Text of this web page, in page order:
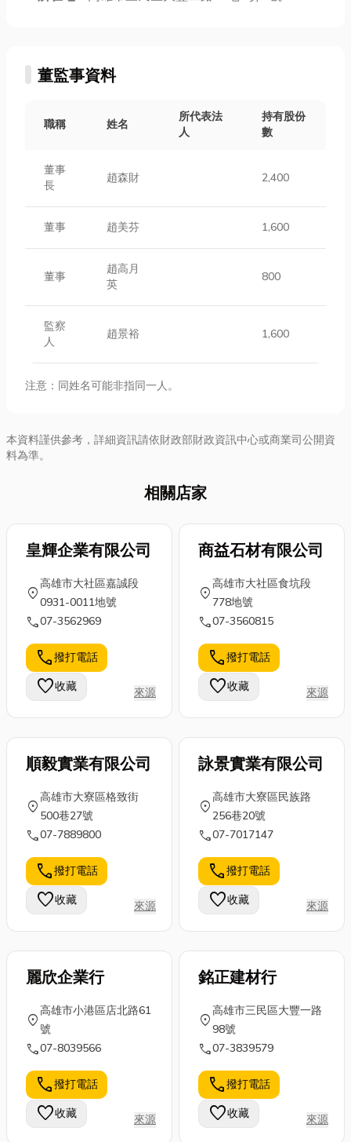
董監事資料
職稱 姓名
所代表法
人
持有股份
數
董事
長
趙森財 2,400
董事 趙美芬 1,600
董事
趙高月
英
800
監察
人
趙景裕 1,600
注意：同姓名可能非指同一人。
本資料謹供參考，詳細資訊請依財政部財政資訊中心或商業司公開資
料為準。
相關店家
皇輝企業有限公司
location_on
高雄市大社區嘉誠段
0931-0011地號
call07-3562969
call撥打電話
favorite收藏 來源
商益石材有限公司
location_on
高雄市大社區食坑段
778地號
call07-3560815
call撥打電話
favorite收藏 來源
順毅實業有限公司
location_on
高雄市大寮區格致街
500巷27號
call07-7889800
call撥打電話
favorite收藏 來源
詠景實業有限公司
location_on
高雄市大寮區民族路
256巷20號
call07-7017147
call撥打電話
favorite收藏 來源
麗欣企業行
location_on
高雄市小港區店北路61
號
call07-8039566
call撥打電話
favorite收藏 來源
銘正建材行
location_on
高雄市三民區大豐一路
98號
call07-3839579
call撥打電話
favorite收藏 來源